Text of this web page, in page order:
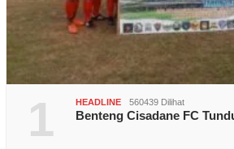
1 HEADLINE 560439 Dilihat
Benteng Cisadane FC